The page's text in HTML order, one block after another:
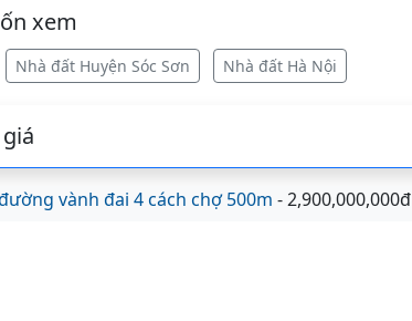
xem
Nhà đất Huyện Sóc Sơn Nhà đất Hà Nội
vành đai 4 cách chợ 500m - 2,900,000,000đ